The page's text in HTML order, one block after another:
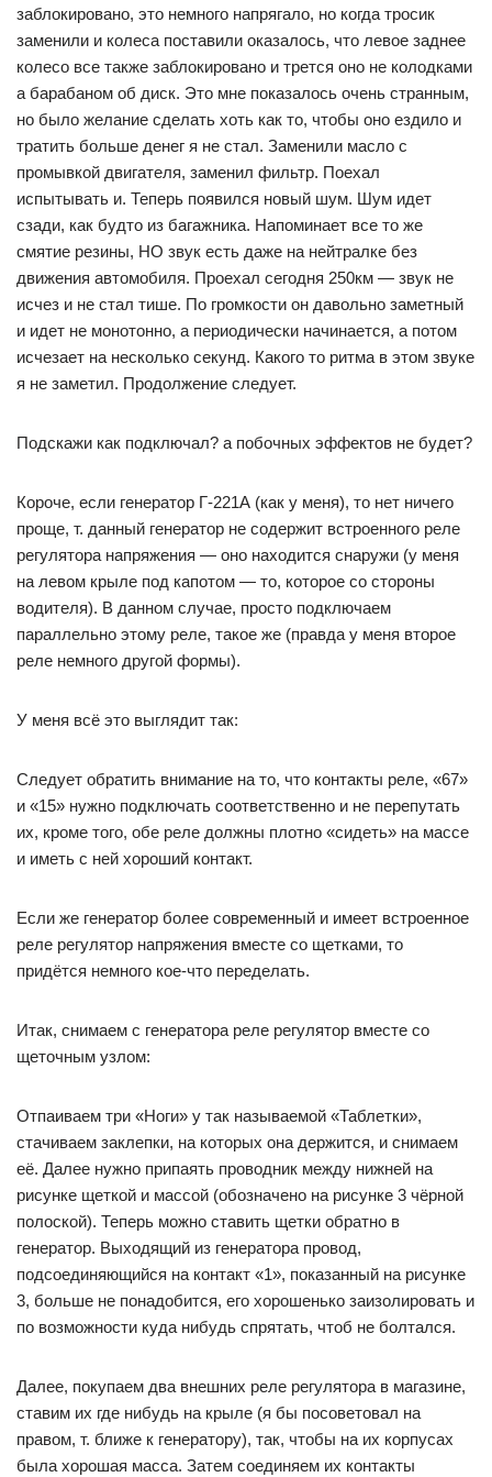
заблокировано, это немного напрягало, но когда тросик
заменили и колеса поставили оказалось, что левое заднее
колесо все также заблокировано и трется оно не колодками
а барабаном об диск. Это мне показалось очень странным,
но было желание сделать хоть как то, чтобы оно ездило и
тратить больше денег я не стал. Заменили масло с
промывкой двигателя, заменил фильтр. Поехал
испытывать и. Теперь появился новый шум. Шум идет
сзади, как будто из багажника. Напоминает все то же
смятие резины, НО звук есть даже на нейтралке без
движения автомобиля. Проехал сегодня 250км — звук не
исчез и не стал тише. По громкости он давольно заметный
и идет не монотонно, а периодически начинается, а потом
исчезает на несколько секунд. Какого то ритма в этом звуке
я не заметил. Продолжение следует.
Подскажи как подключал? а побочных эффектов не будет?
Короче, если генератор Г-221А (как у меня), то нет ничего
проще, т. данный генератор не содержит встроенного реле
регулятора напряжения — оно находится снаружи (у меня
на левом крыле под капотом — то, которое со стороны
водителя). В данном случае, просто подключаем
параллельно этому реле, такое же (правда у меня второе
реле немного другой формы).
У меня всё это выглядит так:
Следует обратить внимание на то, что контакты реле, «67»
и «15» нужно подключать соответственно и не перепутать
их, кроме того, обе реле должны плотно «сидеть» на массе
и иметь с ней хороший контакт.
Если же генератор более современный и имеет встроенное
реле регулятор напряжения вместе со щетками, то
придётся немного кое-что переделать.
Итак, снимаем с генератора реле регулятор вместе со
щеточным узлом:
Отпаиваем три «Ноги» у так называемой «Таблетки»,
стачиваем заклепки, на которых она держится, и снимаем
её. Далее нужно припаять проводник между нижней на
рисунке щеткой и массой (обозначено на рисунке 3 чёрной
полоской). Теперь можно ставить щетки обратно в
генератор. Выходящий из генератора провод,
подсоединяющийся на контакт «1», показанный на рисунке
3, больше не понадобится, его хорошенько заизолировать и
по возможности куда нибудь спрятать, чтоб не болтался.
Далее, покупаем два внешних реле регулятора в магазине,
ставим их где нибудь на крыле (я бы посоветовал на
правом, т. ближе к генератору), так, чтобы на их корпусах
была хорошая масса. Затем соединяем их контакты